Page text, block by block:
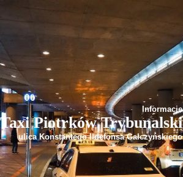
Informacje
Taxi Piotrków Trybunalski
ulica Konstantego Ildefonsa Gałczyńskiego